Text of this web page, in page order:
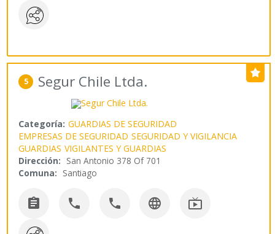
5 Segur Chile Ltda.
Categoría: GUARDIAS DE SEGURIDAD
EMPRESAS DE SEGURIDAD SEGURIDAD Y VIGILANCIA
GUARDIAS VIGILANTES Y GUARDIAS
Dirección: San Antonio 378 Of 701
Comuna: Santiago
    